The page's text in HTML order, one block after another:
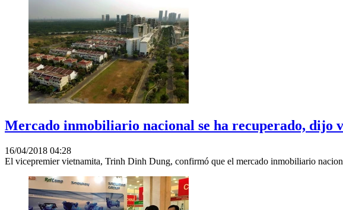
Mercado inmobiliario nacional se ha recuperado, dijo
16/04/2018 04:28
El vicepremier vietnamita, Trinh Dinh Dung, confirmó que el mercado inmobiliario